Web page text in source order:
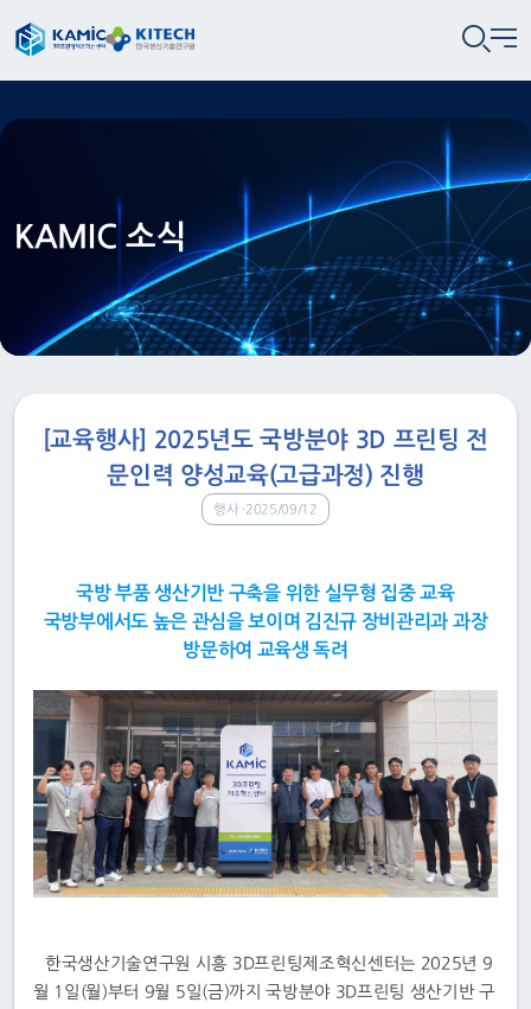
KAMIC 소식
[교육행사] 2025년도 국방분야 3D 프린팅 전
문인력 양성교육(고급과정) 진행
행사 2025/09/12
국방 부품 생산기반 구축을 위한 실무형 집중 교육
국방부에서도 높은 관심을 보이며 김진규 장비관리과 과장
방문하여 교육생 독려
한국생산기술연구원 시흥 3D프린팅제조혁신센터는 2025년 9
월 1일(월)부터 9월 5일(금)까지 국방분야 3D프린팅 생산기반 구